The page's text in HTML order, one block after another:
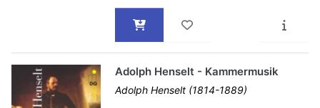
Adolph Henselt - Kammermusik
Adolph Henselt (1814-1889)